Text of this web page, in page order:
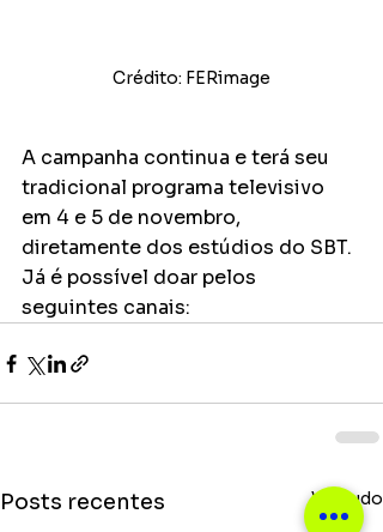
Crédito: FERimage
A campanha continua e terá seu
tradicional programa televisivo
em 4 e 5 de novembro,
diretamente dos estúdios do SBT.
Já é possível doar pelos
seguintes canais:
Posts recentes Ver tudo